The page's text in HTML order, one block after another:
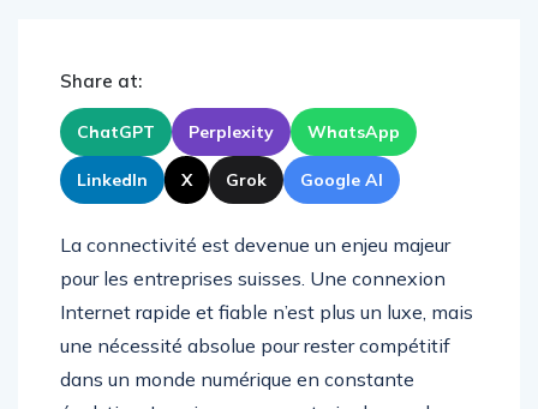
Share at:
ChatGPT Perplexity WhatsApp
LinkedIn X Grok Google AI
La connectivité est devenue un enjeu majeur
pour les entreprises suisses. Une connexion
Internet rapide et fiable n’est plus un luxe, mais
une nécessité absolue pour rester compétitif
dans un monde numérique en constante